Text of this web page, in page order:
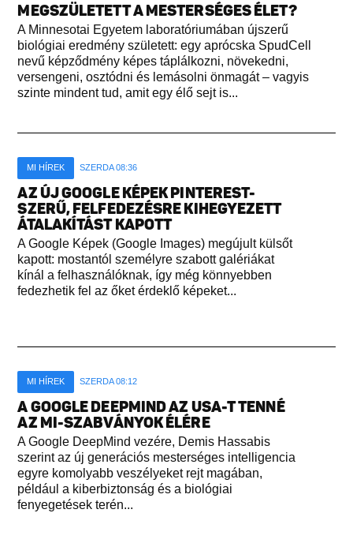
MEGSZÜLETETT A MESTERSÉGES ÉLET?
A Minnesotai Egyetem laboratóriumában újszerű
biológiai eredmény született: egy aprócska SpudCell
nevű képződmény képes táplálkozni, növekedni,
versengeni, osztódni és lemásolni önmagát – vagyis
szinte mindent tud, amit egy élő sejt is...
MI HÍREK SZERDA 08:36
AZ ÚJ GOOGLE KÉPEK PINTEREST-
SZERŰ, FELFEDEZÉSRE KIHEGYEZETT
ÁTALAKÍTÁST KAPOTT
A Google Képek (Google Images) megújult külsőt
kapott: mostantól személyre szabott galériákat
kínál a felhasználóknak, így még könnyebben
fedezhetik fel az őket érdeklő képeket...
MI HÍREK SZERDA 08:12
A GOOGLE DEEPMIND AZ USA-T TENNÉ
AZ MI-SZABVÁNYOK ÉLÉRE
A Google DeepMind vezére, Demis Hassabis
szerint az új generációs mesterséges intelligencia
egyre komolyabb veszélyeket rejt magában,
például a kiberbiztonság és a biológiai
fenyegetések terén...